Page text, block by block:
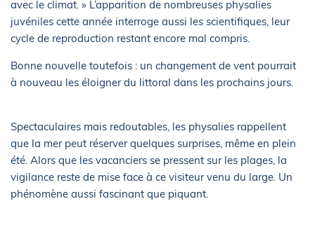
avec le climat. » L’apparition de nombreuses physalies
juvéniles cette année interroge aussi les scientifiques, leur
cycle de reproduction restant encore mal compris.
Bonne nouvelle toutefois : un changement de vent pourrait
à nouveau les éloigner du littoral dans les prochains jours.
Spectaculaires mais redoutables, les physalies rappellent
que la mer peut réserver quelques surprises, même en plein
été. Alors que les vacanciers se pressent sur les plages, la
vigilance reste de mise face à ce visiteur venu du large. Un
phénomène aussi fascinant que piquant.